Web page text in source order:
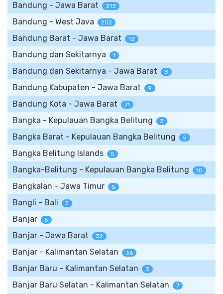
Bandung - Jawa Barat 313
Bandung - West Java 252
Bandung Barat - Jawa Barat 13
Bandung dan Sekitarnya 1
Bandung dan Sekitarnya - Jawa Barat 8
Bandung Kabupaten - Jawa Barat 9
Bandung Kota - Jawa Barat 71
Bangka - Kepulauan Bangka Belitung 3
Bangka Barat - Kepulauan Bangka Belitung 5
Bangka Belitung Islands 5
Bangka-Belitung - Kepulauan Bangka Belitung 10
Bangkalan - Jawa Timur 5
Bangli - Bali 2
Banjar 5
Banjar - Jawa Barat 32
Banjar - Kalimantan Selatan 36
Banjar Baru - Kalimantan Selatan 3
Banjar Baru Selatan - Kalimantan Selatan 7